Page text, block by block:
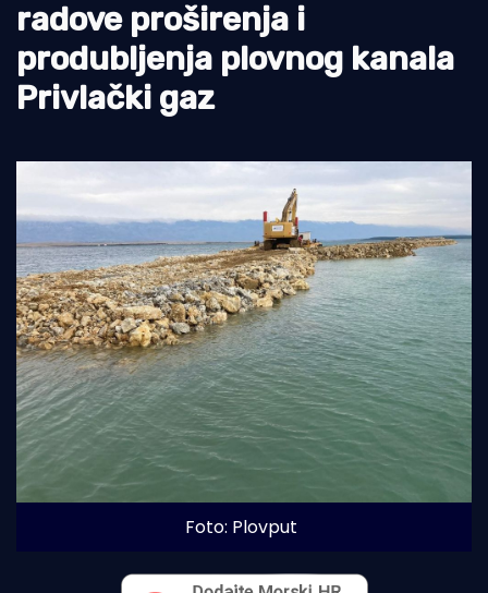
Tradicija i kultura
radove proširenja i
produbljenja plovnog kanala
Privlački gaz
Foto: Plovput